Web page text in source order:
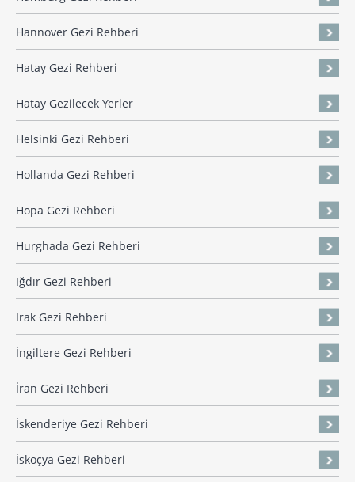
Hannover Gezi Rehberi
Hatay Gezi Rehberi
Hatay Gezilecek Yerler
Helsinki Gezi Rehberi
Hollanda Gezi Rehberi
Hopa Gezi Rehberi
Hurghada Gezi Rehberi
Iğdır Gezi Rehberi
Irak Gezi Rehberi
İngiltere Gezi Rehberi
İran Gezi Rehberi
İskenderiye Gezi Rehberi
İskoçya Gezi Rehberi